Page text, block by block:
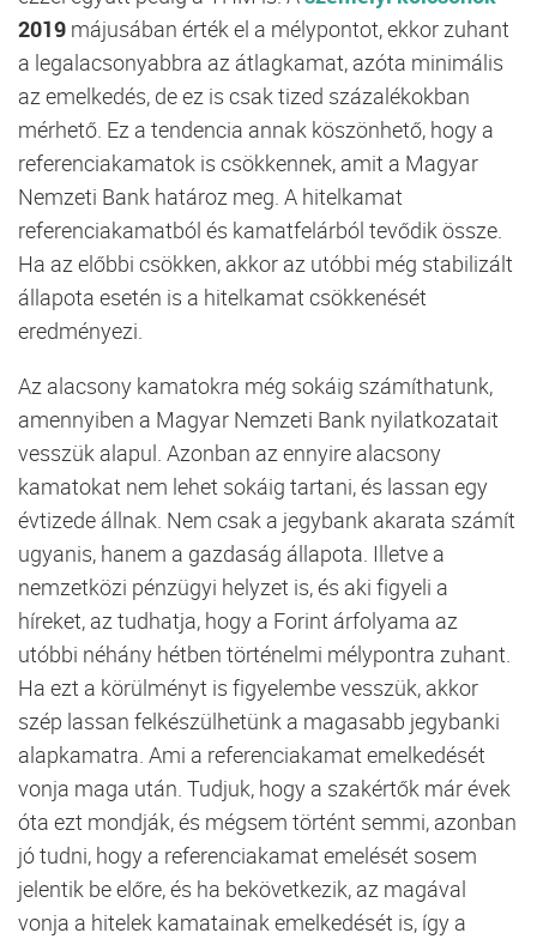
2019 májusában érték el a mélypontot, ekkor zuhant
a legalacsonyabbra az átlagkamat, azóta minimális
az emelkedés, de ez is csak tized százalékokban
mérhető. Ez a tendencia annak köszönhető, hogy a
referenciakamatok is csökkennek, amit a Magyar
Nemzeti Bank határoz meg. A hitelkamat
referenciakamatból és kamatfelárból tevődik össze.
Ha az előbbi csökken, akkor az utóbbi még stabilizált
állapota esetén is a hitelkamat csökkenését
eredményezi.
Az alacsony kamatokra még sokáig számíthatunk,
amennyiben a Magyar Nemzeti Bank nyilatkozatait
vesszük alapul. Azonban az ennyire alacsony
kamatokat nem lehet sokáig tartani, és lassan egy
évtizede állnak. Nem csak a jegybank akarata számít
ugyanis, hanem a gazdaság állapota. Illetve a
nemzetközi pénzügyi helyzet is, és aki figyeli a
híreket, az tudhatja, hogy a Forint árfolyama az
utóbbi néhány hétben történelmi mélypontra zuhant.
Ha ezt a körülményt is figyelembe vesszük, akkor
szép lassan felkészülhetünk a magasabb jegybanki
alapkamatra. Ami a referenciakamat emelkedését
vonja maga után. Tudjuk, hogy a szakértők már évek
óta ezt mondják, és mégsem történt semmi, azonban
jó tudni, hogy a referenciakamat emelését sosem
jelentik be előre, és ha bekövetkezik, az magával
vonja a hitelek kamatainak emelkedését is, így a